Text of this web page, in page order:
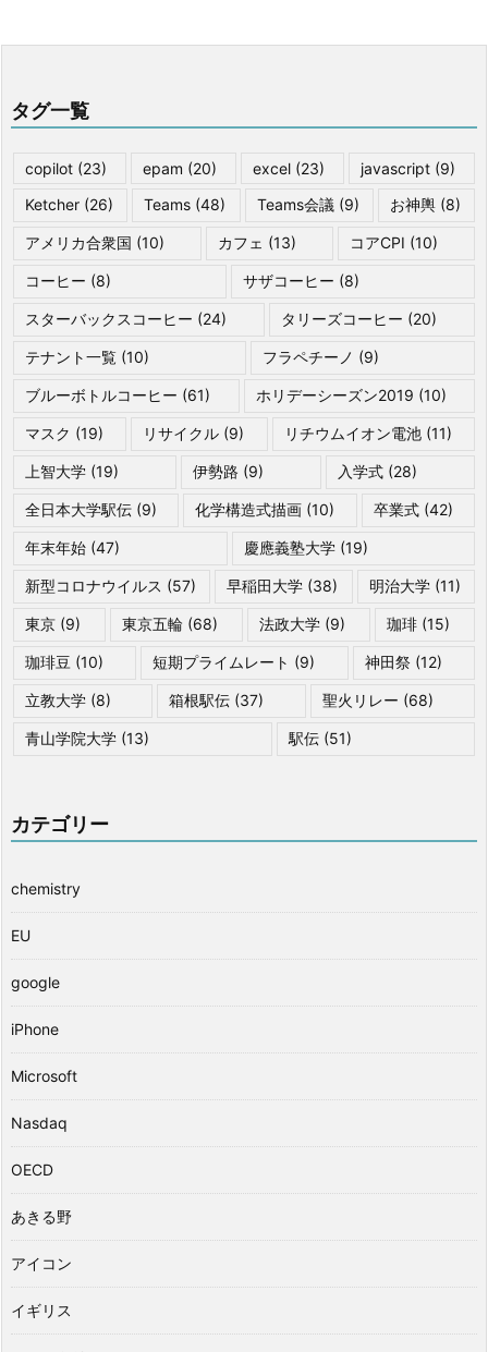
タグ一覧
copilot (23) epam (20) excel (23) javascript (9)
Ketcher (26) Teams (48) Teams会議 (9) お神輿(8)
アメリカ合衆国 (10) カフェ (13) コアCPI (10)
コーヒー (8) サザコーヒー (8)
スターバックスコーヒー (24) タリーズコーヒー (20)
テナント一覧 (10) フラペチーノ (9)
ブルーボトルコーヒー (61) ホリデーシーズン2019 (10)
マスク (19) リサイクル (9) リチウムイオン電池(11)
上智大学 (19) 伊勢路 (9) 入学式 (28)
全日本大学駅伝 (9) 化学構造式描画 (10) 卒業式(42)
年末年始 (47) 慶應義塾大学(19)
新型コロナウイルス (57) 早稲田大学 (38) 明治大学(11)
東京 (9) 東京五輪 (68) 法政大学 (9) 珈琲 (15)
珈琲豆 (10) 短期プライムレート (9) 神田祭(12)
立教大学 (8) 箱根駅伝 (37) 聖火リレー (68)
青山学院大学 (13) 駅伝 (51)
カテゴリー
chemistry
EU
google
iPhone
Microsoft
Nasdaq
OECD
あきる野
アイコン
イギリス